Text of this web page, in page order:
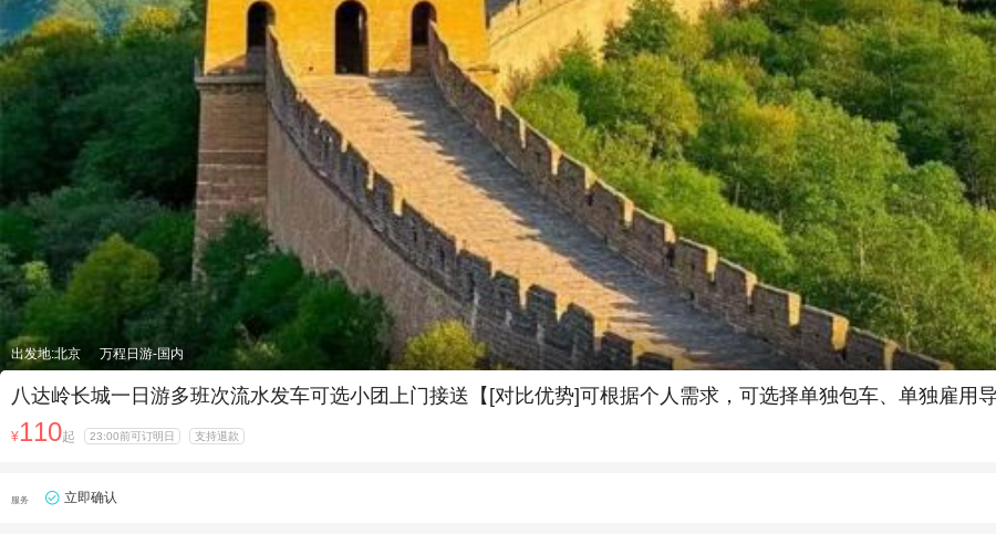
出发地:北京 万程日游-国内
八达岭长城一日游多班次流水发车可选小团上门接送【[对比优势]可根据个人需求，可选择单独包车、单独雇用
¥110起 23:00前可订明日 支持退款
服务 立即确认